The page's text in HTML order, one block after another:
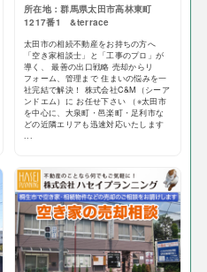
所在地：群馬県太田市高林東町
1217番1 &terrace
太田市の相続不動産をお持ちの方へ
「空き家相談士」と「工事のプロ」が
導く、 最善の出口戦略 売却からリ
フォーム、管理まで 住まいの悩みを一
社完結で解決！ 株式会社C&M（シーア
ンドエム）に お任せ下さい （※太田市
を中心に、大泉町・邑楽町・足利市な
どの近隣エリアも迅速対応いたします
...